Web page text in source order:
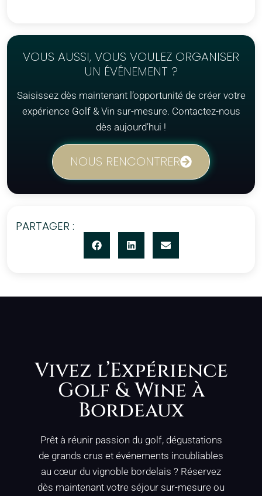
VOUS AUSSI, VOUS VOULEZ ORGANISER
UN ÉVÉNEMENT ?
Saisissez dès maintenant l’opportunité de créer votre
expérience Golf & Vin sur-mesure. Contactez-nous
dès aujourd’hui !
NOUS RENCONTRER
PARTAGER :
Vivez l’Expérience
Golf & Wine à
Bordeaux
Prêt à réunir passion du golf, dégustations
de grands crus et événements inoubliables
au cœur du vignoble bordelais ? Réservez
dès maintenant votre séjour sur-mesure ou